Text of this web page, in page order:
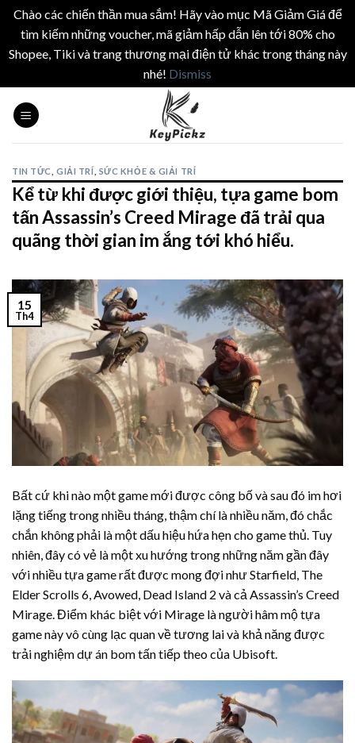
Chào các chiến thần mua sắm! Hãy vào mục Mã Giảm Giá để
tìm kiếm những voucher, mã giảm hấp dẫn lên tới 80% cho
Shopee, Tiki và trang thương mại điện tử khác trong tháng này
nhé! Dismiss
TIN TỨC ,GIẢI TRÍ SỨC KHỎE & GIẢI TRÍ
Kể từ khi được giới thiệu, tựa game bom
tấn Assassin’s Creed Mirage đã trải qua
quãng thời gian im ắng tới khó hiểu.
15
Th4
Bất cứ khi nào một game mới được công bố và sau đó im hơi
lặng tiếng trong nhiều tháng, thậm chí là nhiều năm, đó chắc
chắn không phải là một dấu hiệu hứa hẹn cho game thủ. Tuy
nhiên, đây có vẻ là một xu hướng trong những năm gần đây
với nhiều tựa game rất được mong đợi như Starfield, The
Elder Scrolls 6, Avowed, Dead Island 2 và cả Assassin’s Creed
Mirage. Điểm khác biệt với Mirage là người hâm mộ tựa
game này vô cùng lạc quan về tương lai và khả năng được
trải nghiệm dự án bom tấn tiếp theo của Ubisoft.